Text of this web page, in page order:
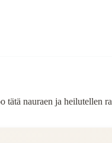
tätä nauraen ja heilutellen